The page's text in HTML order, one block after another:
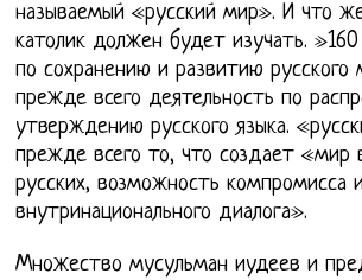
называемый «русский мир». И что
католик должен будет изучать.
по сохранению и развитию русского
прежде всего деятельность по
утверждению русского языка.
прежде всего то, что создает «мир
русских, возможность компромисса и
внутринационального диалога».
Множество мусульман иудеев и